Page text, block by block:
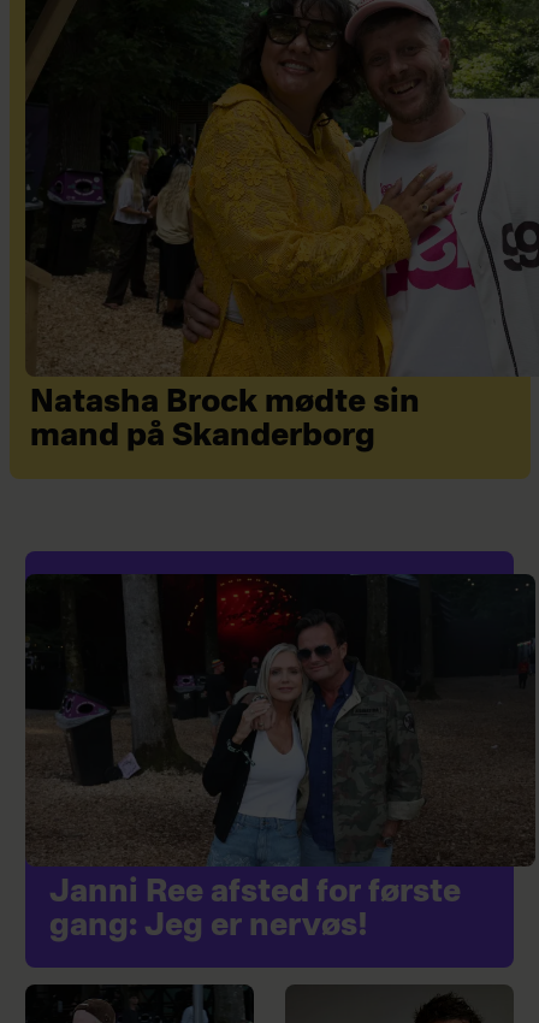
Natasha Brock mødte sin
mand på Skanderborg
Janni Ree afsted for første
gang: Jeg er nervøs!